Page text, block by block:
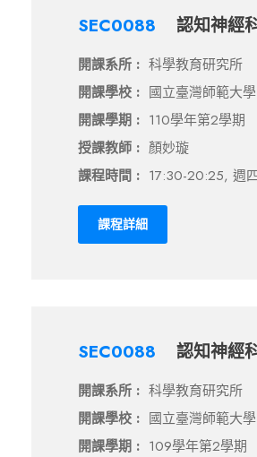
SEC0088 認知神經
開課系所 : 科學教育研究所
開課學校 : 國立臺灣師範大學
開課學期 : 110學年第2學期
授課教師 : 顏妙璇
課程時間 : 17:30-20:25, 週
課程詳細
SEC0088 認知神經
開課系所 : 科學教育研究所
開課學校 : 國立臺灣師範大學
開課學期 : 109學年第2學期